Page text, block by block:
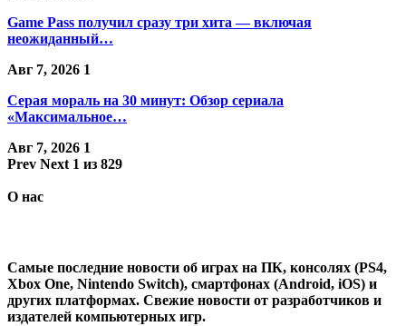
Game Pass получил сразу три хита — включая
неожиданный…
Авг 7, 2026 1
Серая мораль на 30 минут: Обзор сериала
«Максимальное…
Авг 7, 2026 1
Prev Next 1 из 829
О нас
Самые последние новости об играх на ПК, консолях (PS4,
Xbox One, Nintendo Switch), смартфонах (Android, iOS) и
других платформах. Свежие новости от разработчиков и
издателей компьютерных игр.